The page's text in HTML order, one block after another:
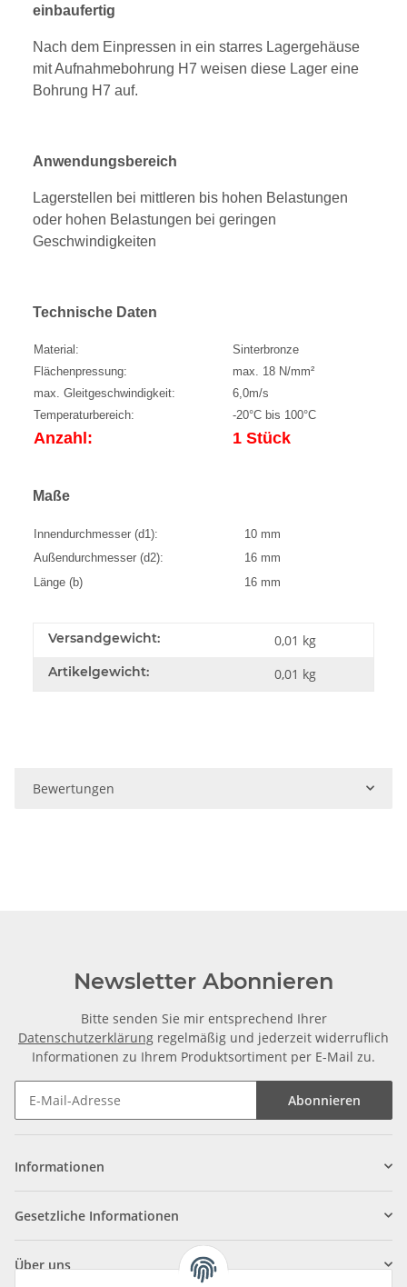
einbaufertig
Nach dem Einpressen in ein starres Lagergehäuse
mit Aufnahmebohrung H7 weisen diese Lager eine
Bohrung H7 auf.
Anwendungsbereich
Lagerstellen bei mittleren bis hohen Belastungen
oder hohen Belastungen bei geringen
Geschwindigkeiten
Technische Daten
Material:
Sinterbronze
Flächenpressung:
max. 18 N/mm²
max. Gleitgeschwindigkeit:
6,0m/s
Temperaturbereich:
-20°C bis 100°C
Anzahl: 1 Stück
Maße
Innendurchmesser (d1):
10 mm
Außendurchmesser (d2):
16 mm
Länge (b)
16 mm
Versandgewicht: 0,01 kg
Artikelgewicht: 0,01 kg
Bewertungen
Newsletter Abonnieren
Bitte senden Sie mir entsprechend Ihrer
Datenschutzerklärung regelmäßig und jederzeit widerruflich
Informationen zu Ihrem Produktsortiment per E-Mail zu.
Abonnieren
Informationen
Gesetzliche Informationen
Über uns